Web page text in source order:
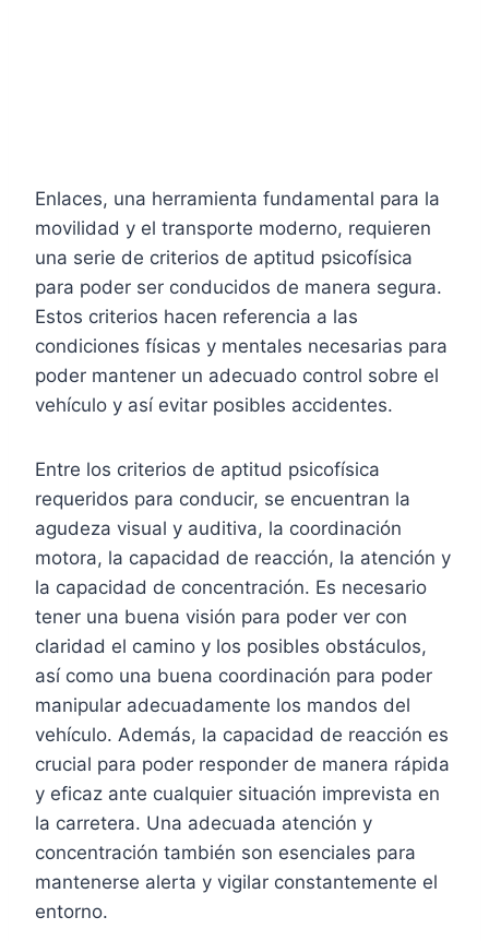
Enlaces, una herramienta fundamental para la
movilidad y el transporte moderno, requieren
una serie de criterios de aptitud psicofísica
para poder ser conducidos de manera segura.
Estos criterios hacen referencia a las
condiciones físicas y mentales necesarias para
poder mantener un adecuado control sobre el
vehículo y así evitar posibles accidentes.
Entre los criterios de aptitud psicofísica
requeridos para conducir, se encuentran la
agudeza visual y auditiva, la coordinación
motora, la capacidad de reacción, la atención y
la capacidad de concentración. Es necesario
tener una buena visión para poder ver con
claridad el camino y los posibles obstáculos,
así como una buena coordinación para poder
manipular adecuadamente los mandos del
vehículo. Además, la capacidad de reacción es
crucial para poder responder de manera rápida
y eficaz ante cualquier situación imprevista en
la carretera. Una adecuada atención y
concentración también son esenciales para
mantenerse alerta y vigilar constantemente el
entorno.